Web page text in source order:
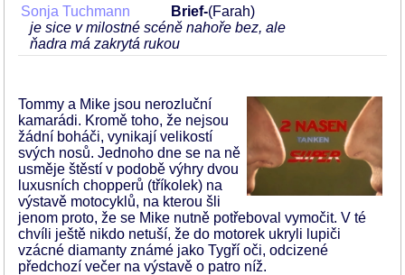
Sonja Tuchmann Brief-(Farah)
je sice v milostné scéně nahoře bez, ale
ňadra má zakrytá rukou
Tommy a Mike jsou nerozluční
kamarádi. Kromě toho, že nejsou
žádní boháči, vynikají velikostí
svých nosů. Jednoho dne se na ně
usměje štěstí v podobě výhry dvou
luxusních chopperů (tříkolek) na
výstavě motocyklů, na kterou šli
jenom proto, že se Mike nutně potřeboval vymočit. V té
chvíli ještě nikdo netuší, že do motorek ukryli lupiči
vzácné diamanty známé jako Tygří oči, odcizené
předchozí večer na výstavě o patro níž.